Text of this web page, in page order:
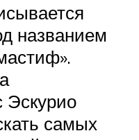
названием
Эскурио
самых